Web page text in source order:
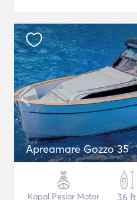
Apreamare Gozzo 35
Kapal Pesiar Motor
36 ft